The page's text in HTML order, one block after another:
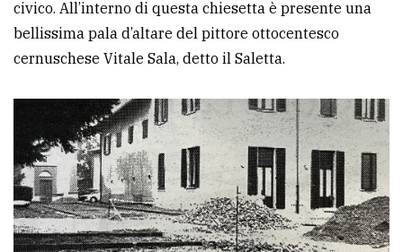
civico. All’interno di questa chiesetta è presente una
bellissima pala d’altare del pittore ottocentesco
cernuschese Vitale Sala, detto il Saletta.